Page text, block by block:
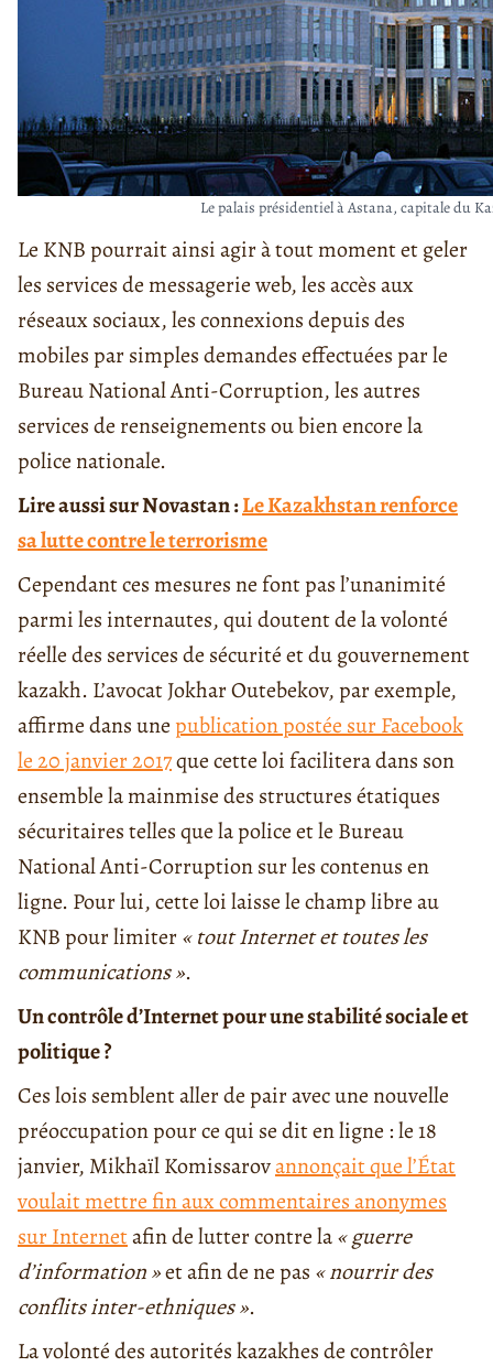
Le palais présidentiel à Astana, capitale du
Le KNB pourrait ainsi agir à tout moment et geler
les services de messagerie web, les accès aux
réseaux sociaux, les connexions depuis des
mobiles par simples demandes effectuées par le
Bureau National Anti-Corruption, les autres
services de renseignements ou bien encore la
police nationale.
Lire aussi sur Novastan :Le Kazakhstan renforce
sa lutte contre le terrorisme
Cependant ces mesures ne font pas l’unanimité
parmi les internautes, qui doutent de la volonté
réelle des services de sécurité et du gouvernement
kazakh. L’avocat Jokhar Outebekov, par exemple,
affirme dans unepublication postée sur Facebook
le 20 janvier 2017que cette loi facilitera dans son
ensemble la mainmise des structures étatiques
sécuritaires telles que la police et le Bureau
National Anti-Corruption sur les contenus en
ligne. Pour lui, cette loi laisse le champ libre au
KNB pour limiter« tout Internet et toutes les
communications ».
Un contrôle d’Internet pour une stabilité sociale et
politique ?
Ces lois semblent aller de pair avec une nouvelle
préoccupation pour ce qui se dit en ligne : le 18
janvier, Mikhaïl Komissarovannonçait que l’État
voulait mettre fin aux commentaires anonymes
sur Internetafin de lutter contre la« guerre
d’information »et afin de ne pas « nourrir des
conflits inter-ethniques ».
La volonté des autorités kazakhes de contrôler